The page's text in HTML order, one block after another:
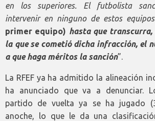
en los superiores. El futbolista
intervenir en ninguno de estos
primer equipo) hasta que
la que se cometió dicha infracción, el
a que haga méritos la sanción”.
La RFEF ya ha admitido la alineación
ha anunciado que va a denunciar.
partido de vuelta ya se ha jugado
anoche, lo que le da una